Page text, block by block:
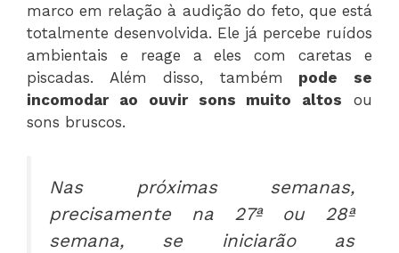
marco em relação à audição do feto, que está
totalmente desenvolvida. Ele já percebe ruídos
ambientais e reage a eles com caretas e
piscadas. Além disso, também pode se
incomodar ao ouvir sons muito altos ou
sons bruscos.
Nas próximas semanas,
precisamente na 27ª ou 28ª
semana, se iniciarão as